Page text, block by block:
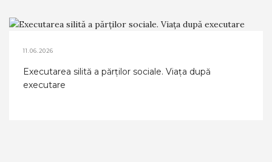
11.06.2026
Executarea silită a părților sociale. Viața după
executare